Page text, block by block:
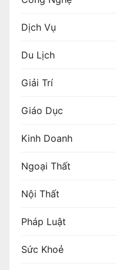
Dịch Vụ
Du Lịch
Giải Trí
Giáo Dục
Kinh Doanh
Ngoại Thất
Nội Thất
Pháp Luật
Sức Khoẻ